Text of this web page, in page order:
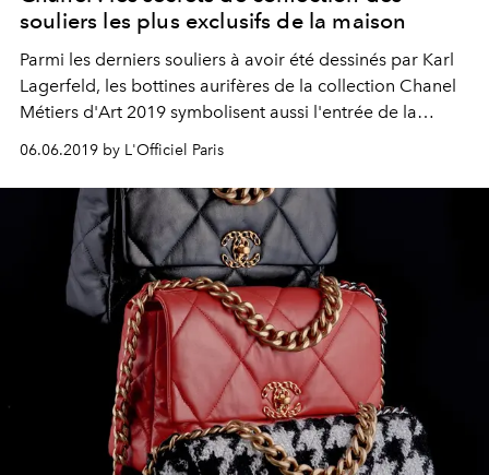
souliers les plus exclusifs de la maison
Parmi les derniers souliers à avoir été dessinés par Karl
Lagerfeld, les bottines aurifères de la collection Chanel
Métiers d'Art 2019 symbolisent aussi l'entrée de la
maison dans l'ère du "no exotic skins." Nous sommes
remontés à la source de ces objets d'exception : la
manufacture italienne Roveda, aujourd'hui chapeautée
par Stefano Risorto.
06.06.2019 by L'Officiel Paris